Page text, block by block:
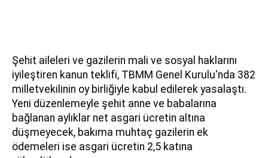
Şehit aileleri ve gazilerin mali ve sosyal haklarını
iyileştiren kanun teklifi, TBMM Genel Kurulu'nda 382
milletvekilinin oy birliğiyle kabul edilerek yasalaştı.
Yeni düzenlemeyle şehit anne ve babalarına
bağlanan aylıklar net asgari ücretin altına
düşmeyecek, bakıma muhtaç gazilerin ek
ödemeleri ise asgari ücretin 2,5 katına